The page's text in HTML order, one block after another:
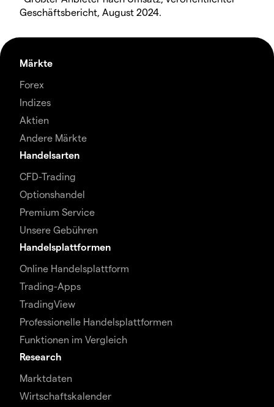
Geschäftsbericht, August 2024.
Märkte
Forex
Indizes
Aktien
Andere Märkte
Handelsarten
CFD-Trading
Optionshandel
Premium Service
Unsere Gebühren
Handelsplattformen
Online Handelsplattform
Trading-Apps
TradingView
Professionelle Handelsplattformen
Funktionen im Vergleich
Research
Marktdaten
Wirtschaftskalender